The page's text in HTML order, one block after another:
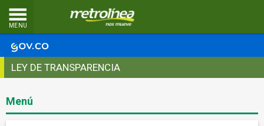
MENU
LEY DE TRANSPARENCIA
Menú